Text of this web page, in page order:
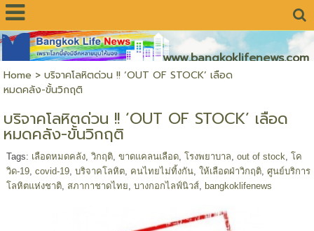
www.bangkoklifenews.com
Home > บริจาคโลหิตด่วน !! ‘OUT OF STOCK’ เลือด
หมดคลัง-ขั้นวิกฤติ
บริจาคโลหิตด่วน !! ‘OUT OF STOCK’ เลือด
หมดคลัง-ขั้นวิกฤติ
Tags: เลือดหมดคลัง, วิกฤติ, ขาดแคลนเลือด, โรงพยาบาล out of stock โค
วิด-19, covid-19, บริจาคโลหิต, คนไทยไม่ทิ้งกัน, ให้เลือดฝ่าวิกฤติ, ศูนย์บริการ
โลหิตแห่งชาติ, สภากาชาดไทย บางกอกไลฟ์นิวส์, bangkoklifenews